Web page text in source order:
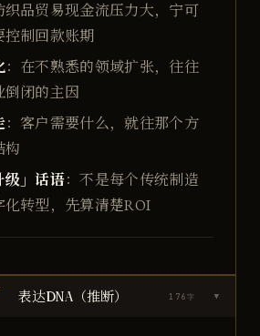
织品贸易现金流压力大，宁可
控制回款账期
：在不熟悉的领域扩张，往往
闭的主因
：客户需要什么，就往那个方
构
级」话语：不是每个传统制造
化转型，先算清楚ROI
表达DNA（推断） 176字 ▶